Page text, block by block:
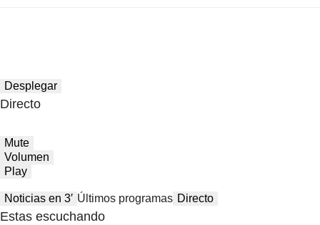
Desplegar
Directo
Mute
Volumen
Play
Noticias en 3′ Últimos programas Directo
Estas escuchando